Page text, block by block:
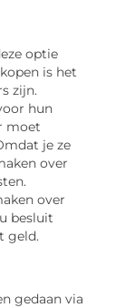
optie
is het
zijn.
hun
moet
je ze
over
over
besluit
geld.
gedaan via